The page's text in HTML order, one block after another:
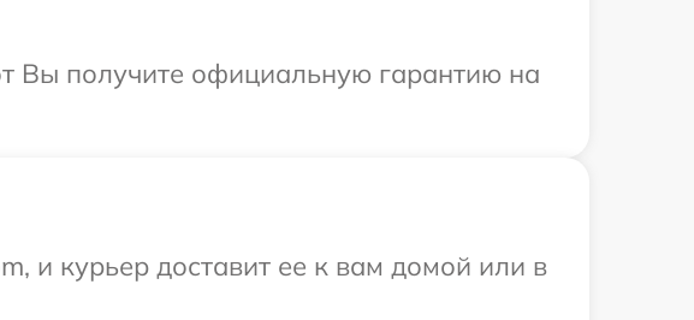
Вы получите официальную гарантию на
и курьер доставит ее к вам домой или в